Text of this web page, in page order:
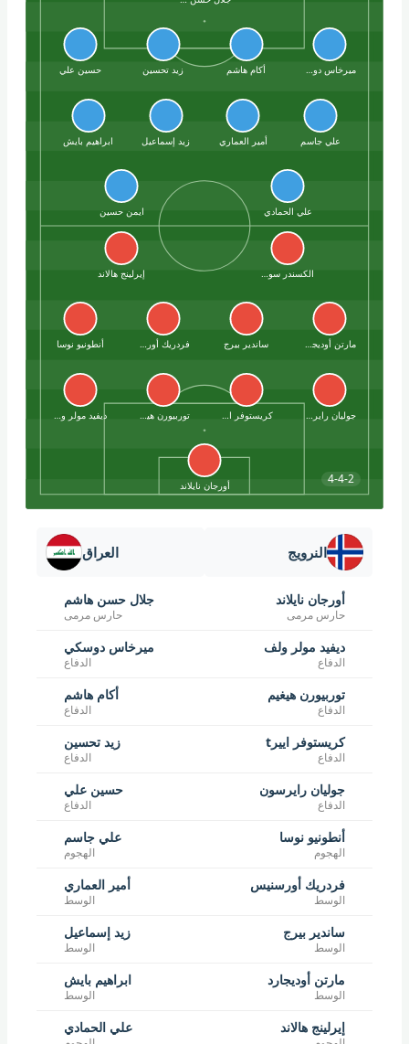
ميرخاس دوسكي أكام هاشم زيد تحسين حسين علي
علي جاسم أمير العماري زيد إسماعيل ابراهيم بايش
علي الحمادي ايمن حسين
4-4-2
الكسندر سورلوث إيرلينج هالاند
مارتن أوديجارد ساندير بيرج فردريك أورسنيس أنطونيو نوسا
أورجان نايلاند
العراق
جلال حسن هاشم
حارس مرمى
ميرخاس دوسكي
الدفاع
أكام هاشم
الدفاع
زيد تحسين
الدفاع
حسين علي
الدفاع
علي جاسم
الهجوم
أمير العماري
الوسط
زيد إسماعيل
الوسط
ابراهيم بايش
الوسط
علي الحمادي
النرويج
أورجان نايلاند
حارس مرمى
ديفيد مولر ولف
الدفاع
توربيورن هيغيم
الدفاع
كريستوفر اييرt
الدفاع
جوليان رايرسون
الدفاع
أنطونيو نوسا
الهجوم
فردريك أورسنيس
الوسط
ساندير بيرج
الوسط
مارتن أوديجارد
الوسط
إيرلينج هالاند